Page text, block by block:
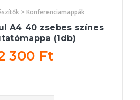
> Konferenciamappák
A4 40 zsebes színes
(1db)
300 Ft